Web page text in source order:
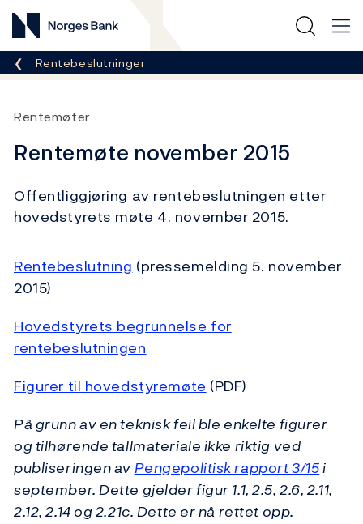
Norges Bank
Her er du nå:
Rentebeslutninger
Rentemøter
Rentemøte november 2015
Offentliggjøring av rentebeslutningen etter
hovedstyrets møte 4. november 2015.
Rentebeslutning (pressemelding 5. november
2015)
Hovedstyrets begrunnelse for
rentebeslutningen
Figurer til hovedstyremøte (PDF)
På grunn av en teknisk feil ble enkelte figurer
og tilhørende tallmateriale ikke riktig ved
publiseringen avPengepolitisk rapport 3/15i
september. Dette gjelder figur 1.1, 2.5, 2.6, 2.11,
2.12, 2.14 og 2.21c. Dette er nå rettet opp.